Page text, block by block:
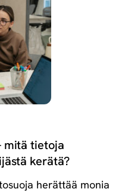
mitä tietoja
kerätä?
herättää monia